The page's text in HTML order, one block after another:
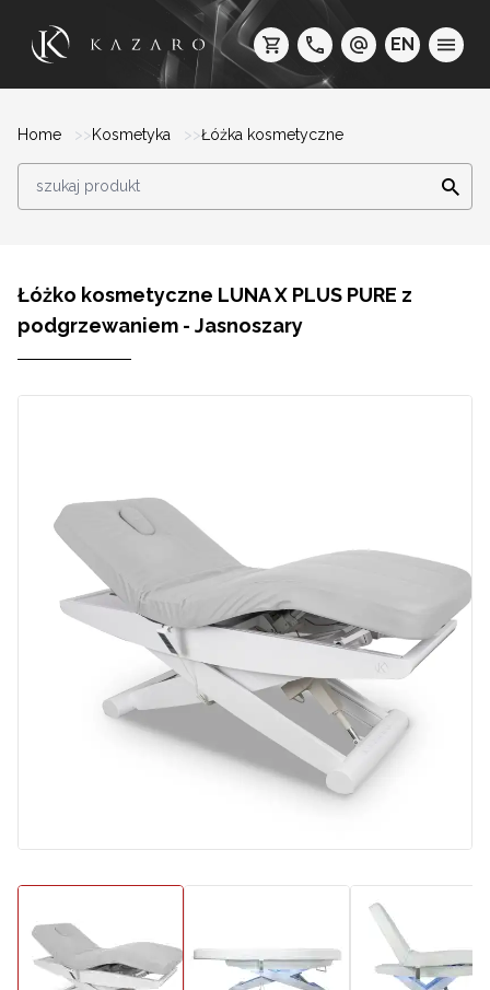
EN
Home Kosmetyka Łóżka kosmetyczne
Łóżko kosmetyczne LUNA X PLUS PURE z
podgrzewaniem - Jasnoszary